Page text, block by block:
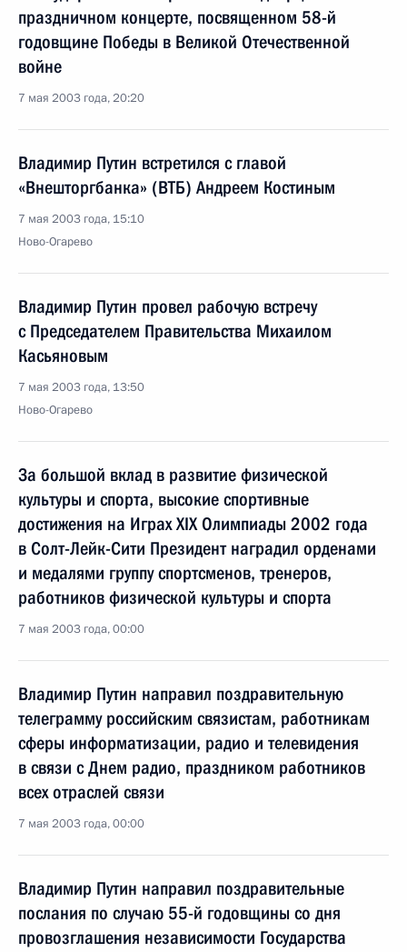
праздничном концерте, посвященном 58-й
годовщине Победы в Великой Отечественной
войне
7 мая 2003 года, 20:20
Владимир Путин встретился с главой
«Внешторгбанка» (ВТБ) Андреем Костиным
7 мая 2003 года, 15:10
Ново-Огарево
Владимир Путин провел рабочую встречу
с Председателем Правительства Михаилом
Касьяновым
7 мая 2003 года, 13:50
Ново-Огарево
За большой вклад в развитие физической
культуры и спорта, высокие спортивные
достижения на Играх XIX Олимпиады 2002 года
в Солт-Лейк-Сити Президент наградил орденами
и медалями группу спортсменов, тренеров,
работников физической культуры и спорта
7 мая 2003 года, 00:00
Владимир Путин направил поздравительную
телеграмму российским связистам, работникам
сферы информатизации, радио и телевидения
в связи с Днем радио, праздником работников
всех отраслей связи
7 мая 2003 года, 00:00
Владимир Путин направил поздравительные
послания по случаю 55-й годовщины со дня
провозглашения независимости Государства